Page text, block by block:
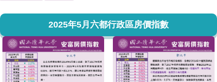
2025年5月六都行政區房價指數